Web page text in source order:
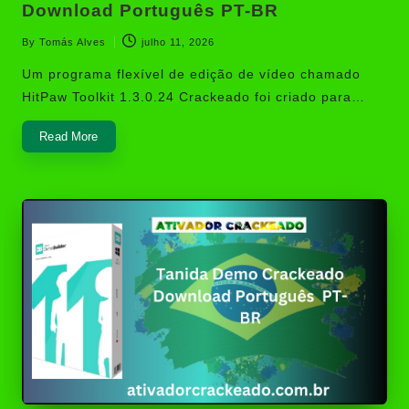
Download Português PT-BR
Posted
by
By Tomás Alves julho 11, 2026
Um programa flexível de edição de vídeo chamado
HitPaw Toolkit 1.3.0.24 Crackeado foi criado para…
Read More